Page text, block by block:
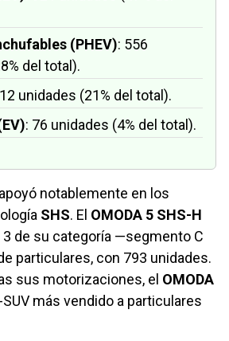
(PHEV): 556
del total).
unidades (21% del total).
: 76 unidades (4% del total).
notablemente en los
SHS. El OMODA 5 SHS-H
3 de su categoría —segmento C
particulares, con 793 unidades.
sus motorizaciones, el OMODA
más vendido a particulares